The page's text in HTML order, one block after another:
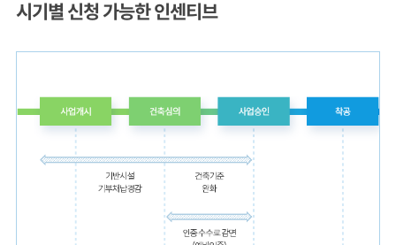
시기별 신청 가능한 인센티브